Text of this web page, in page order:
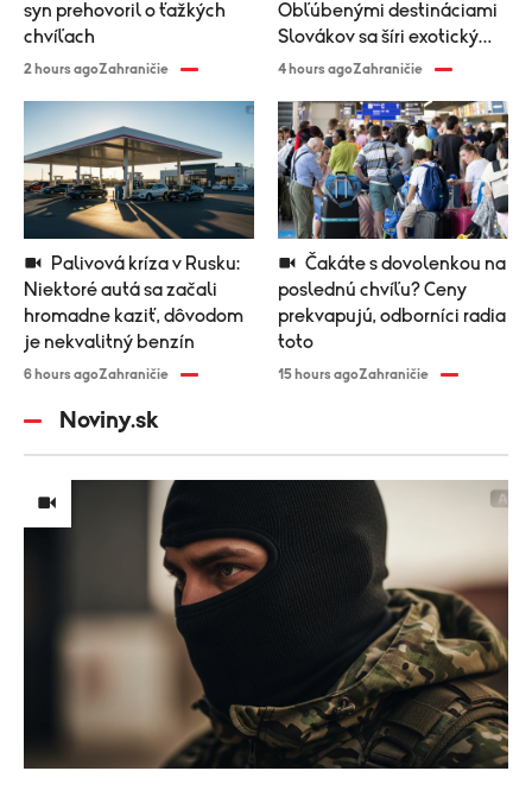
syn prehovoril o ťažkých
chvíľach
2 hours agoZahraničie
Obľúbenými destináciami
Slovákov sa šíri exotický
vírus
4 hours agoZahraničie
Niektoré autá sa začali
hromadne kaziť, dôvodom
je nekvalitný benzín
6 hours agoZahraničie
poslednú chvíľu? Ceny
prekvapujú, odborníci radia
toto
15 hours agoZahraničie
Noviny.sk